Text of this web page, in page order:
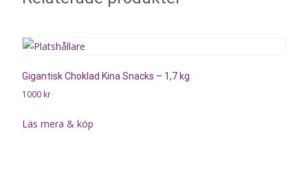
Gigantisk Choklad Kina Snacks – 1,7 kg
1000 kr
Läs mera & köp